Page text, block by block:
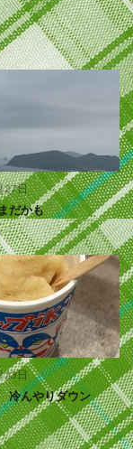
27日
だかも
23日
冷んやりダウン